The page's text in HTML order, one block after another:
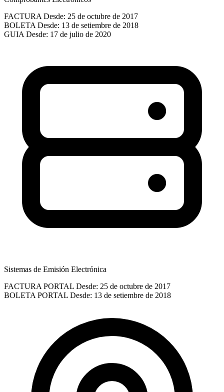
FACTURA Desde: 25 de octubre de 2017
BOLETA Desde: 13 de setiembre de 2018
GUIA Desde: 17 de julio de 2020
Sistemas de Emisión Electrónica
FACTURA PORTAL Desde: 25 de octubre de 2017
BOLETA PORTAL Desde: 13 de setiembre de 2018